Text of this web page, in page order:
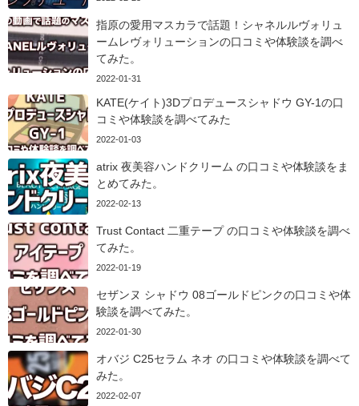
指原の愛用マスカラで話題！シャネルルヴォリュ
ームレヴォリューションの口コミや体験談を調べ
てみた。
2022-01-31
KATE(ケイト)3Dプロデュースシャドウ GY-1の口
コミや体験談を調べてみた
2022-01-03
atrix 夜美容ハンドクリーム の口コミや体験談をま
とめてみた。
2022-02-13
Trust Contact 二重テープ の口コミや体験談を調べ
てみた。
2022-01-19
セザンヌ シャドウ 08ゴールドピンクの口コミや体
験談を調べてみた。
2022-01-30
オバジ C25セラム ネオ の口コミや体験談を調べて
みた。
2022-02-07